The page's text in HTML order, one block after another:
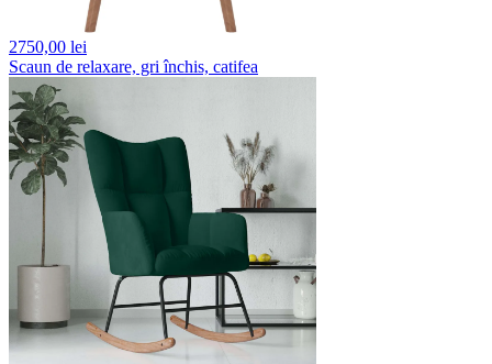
2750,00 lei
Scaun de relaxare, gri închis, catifea